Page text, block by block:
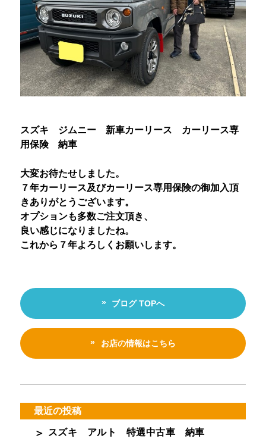
スズキ ジムニー 新車カーリース カーリース専
用保険 納車
大変お待たせしました。
７年カーリース及びカーリース専用保険の御加入頂
きありがとうございます。
オプションも多数ご注文頂き、
良い感じになりましたね。
これから７年よろしくお願いします。
ブログ TOPへ
お店の情報はこちら
最近の投稿
スズキ アルト 特選中古車 納車